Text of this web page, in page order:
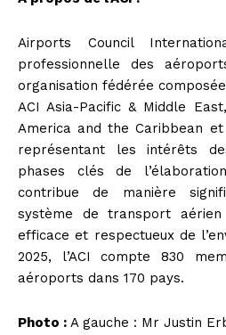
Airports Council
professionnelle des
organisation fédérée composée
ACI Asia-Pacific & Middle
America and the Caribbean
représentant les intérêts
phases clés de
contribue de manière
système de transport aérien
efficace et respectueux de
2025, l’ACI compte 830
aéroports dans 170 pays.
Photo : A gauche : Mr Justin